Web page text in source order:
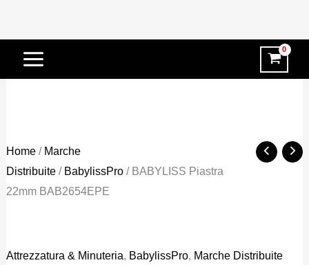
-31%
Home/ Marche
Distribuite/ BabylissPro/ BABYLISS Piastra
22mm BAB2654EPE
Attrezzatura & Minuteria, BabylissPro, Marche Distribuite